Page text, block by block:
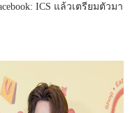
ICS แล้วเตรียมตัวมา